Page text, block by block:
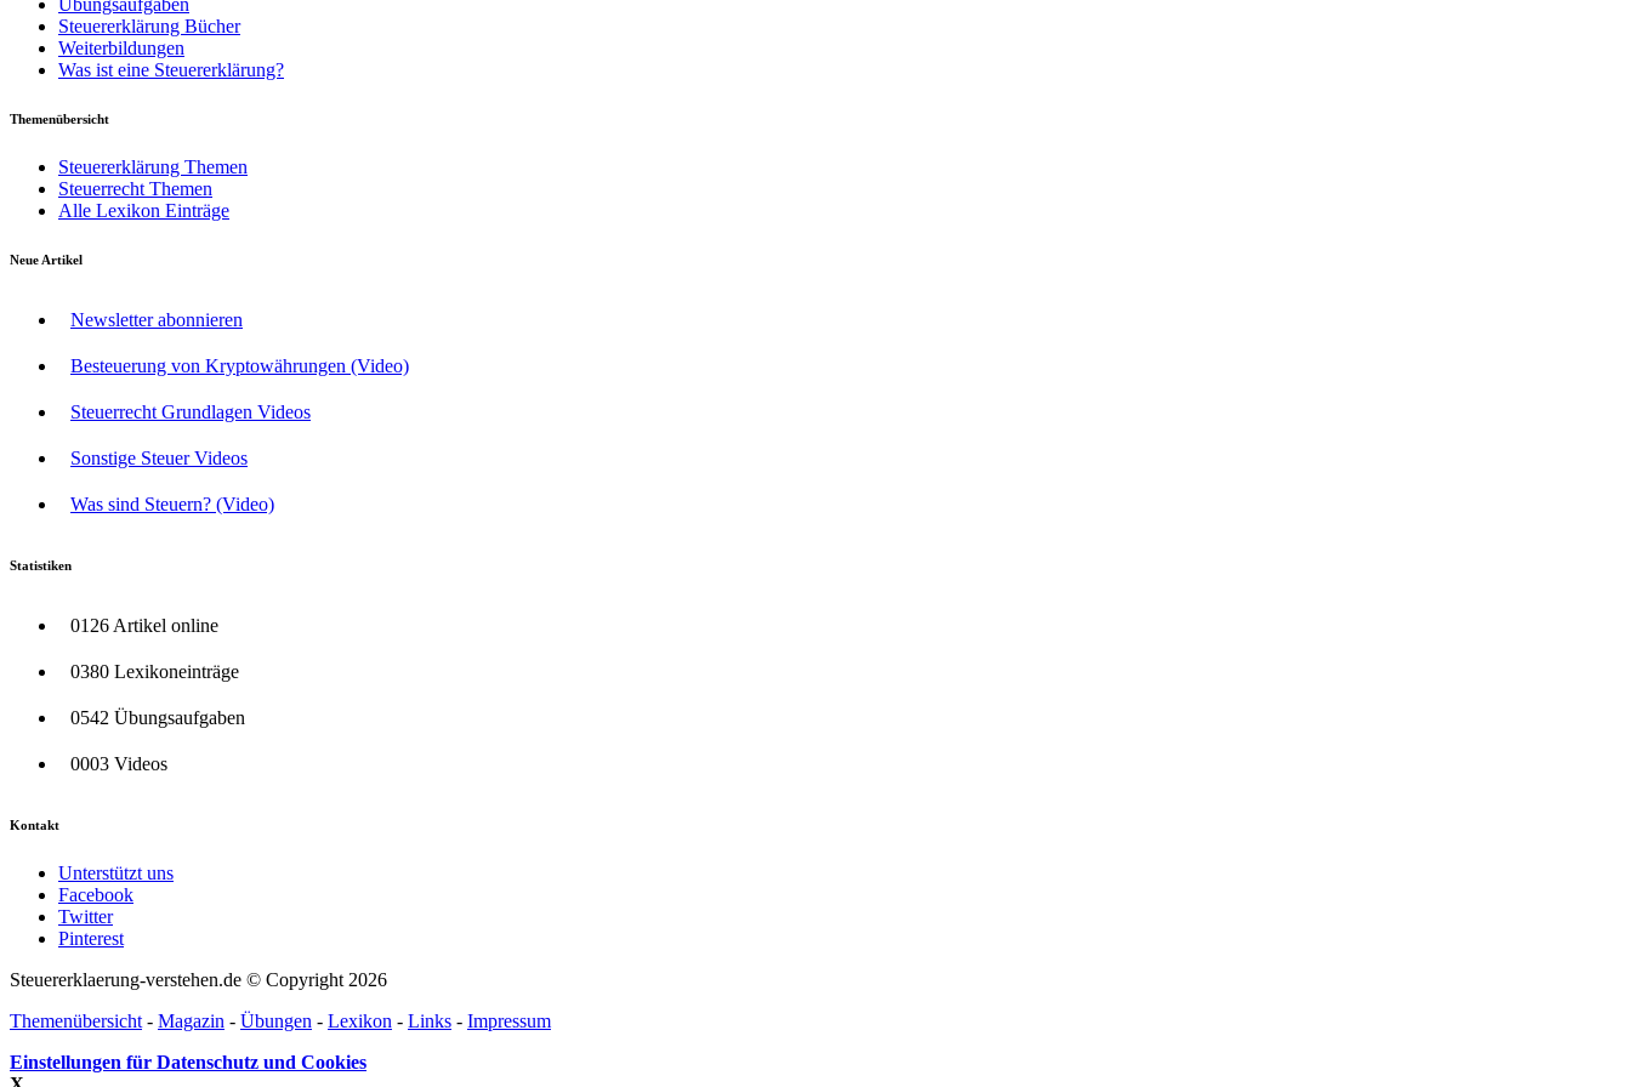
Übungsaufgaben
Steuererklärung Bücher
Weiterbildungen
Was ist eine Steuererklärung?
Themenübersicht
Steuererklärung Themen
Steuerrecht Themen
Alle Lexikon Einträge
Neue Artikel
Newsletter abonnieren
Besteuerung von Kryptowährungen (Video)
Steuerrecht Grundlagen Videos
Sonstige Steuer Videos
Was sind Steuern? (Video)
Statistiken
0126 Artikel online
0380 Lexikoneinträge
0542 Übungsaufgaben
0003 Videos
Kontakt
Unterstützt uns
Facebook
Twitter
Pinterest
Steuererklaerung-verstehen.de © Copyright 2026
Themenübersicht - Magazin - Übungen - Lexikon - Links - Impressum
Einstellungen für Datenschutz und Cookies